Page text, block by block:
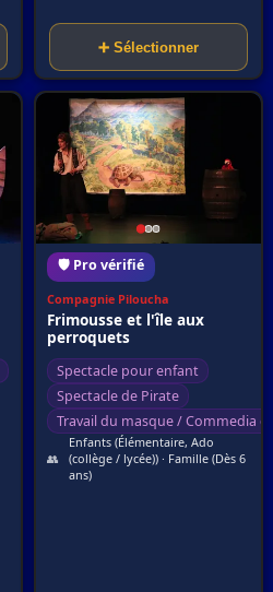
➕ Sélectionner
🛡️ Pro vérifié
Compagnie Piloucha
Frimousse et l'île aux
perroquets
Spectacle pour enfant
Spectacle de Pirate
Travail du masque / Commedia
👥
Enfants (Élémentaire, Ado
(collège / lycée)) · Famille (Dès 6
ans)